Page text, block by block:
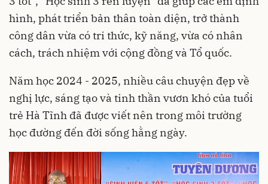
hình, phát triển bản thân toàn diện, trở thành
công dân vừa có tri thức, kỹ năng, vừa có nhân
cách, trách nhiệm với cộng đồng và Tổ quốc.
Năm học 2024 - 2025, nhiều câu chuyện đẹp về
nghị lực, sáng tạo và tinh thần vươn khó của tuổi
trẻ Hà Tĩnh đã được viết nên trong môi trường
học đường đến đời sống hằng ngày.